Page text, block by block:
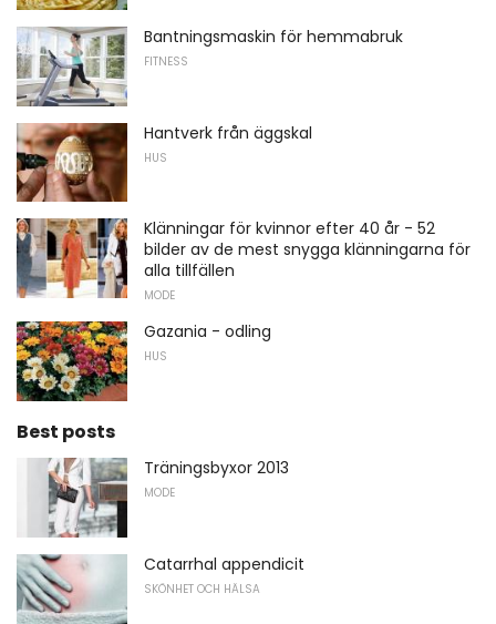
Bantningsmaskin för hemmabruk
FITNESS
Hantverk från äggskal
HUS
Klänningar för kvinnor efter 40 år - 52
bilder av de mest snygga klänningarna för
alla tillfällen
MODE
Gazania - odling
HUS
Best posts
Träningsbyxor 2013
MODE
Catarrhal appendicit
SKÖNHET OCH HÄLSA